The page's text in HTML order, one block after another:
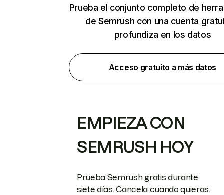
Prueba el conjunto completo de
de Semrush con una cuenta
profundiza en los datos
Acceso gratuito a más datos
EMPIEZA CON
SEMRUSH HOY
Prueba Semrush gratis durante
siete días. Cancela cuando quieras.